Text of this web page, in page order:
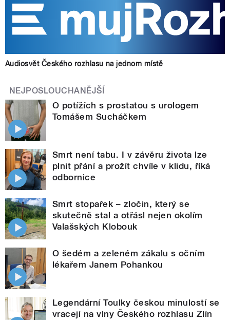
Audiosvět Českého rozhlasu na jednom místě
NEJPOSLOUCHANĚJŠÍ
O potížích s prostatou s urologem
Tomášem Sucháčkem
Smrt není tabu. I v závěru života lze
plnit přání a prožít chvíle v klidu, říká
odbornice
Smrt stopařek – zločin, který se
skutečně stal a otřásl nejen okolím
Valašských Klobouk
O šedém a zeleném zákalu s očním
lékařem Janem Pohankou
Legendární Toulky českou minulostí se
vracejí na vlny Českého rozhlasu Zlín